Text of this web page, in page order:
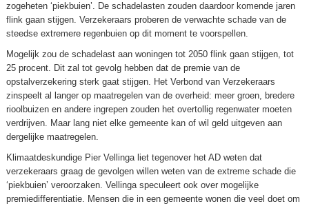
zogeheten ‘piekbuien’. De schadelasten zouden daardoor komende jaren
flink gaan stijgen. Verzekeraars proberen de verwachte schade van de
steedse extremere regenbuien op dit moment te voorspellen.
Mogelijk zou de schadelast aan woningen tot 2050 flink gaan stijgen, tot
25 procent. Dit zal tot gevolg hebben dat de premie van de
opstalverzekering sterk gaat stijgen. Het Verbond van Verzekeraars
zinspeelt al langer op maatregelen van de overheid: meer groen, bredere
rioolbuizen en andere ingrepen zouden het overtollig regenwater moeten
verdrijven. Maar lang niet elke gemeente kan of wil geld uitgeven aan
dergelijke maatregelen.
Klimaatdeskundige Pier Vellinga liet tegenover het AD weten dat
verzekeraars graag de gevolgen willen weten van de extreme schade die
‘piekbuien’ veroorzaken. Vellinga speculeert ook over mogelijke
premiedifferentiatie. Mensen die in een gemeente wonen die veel doet om